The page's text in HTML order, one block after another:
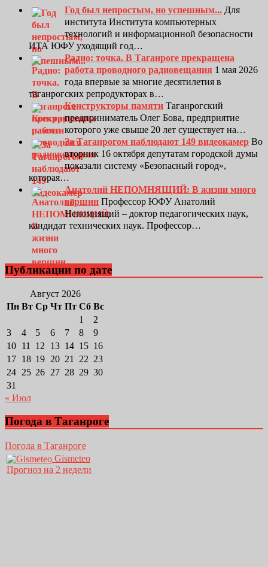
Год был непростым, но успешным... Для
института Института компьютерных
технологий и информационной безопасности
ИТА ЮФУ уходящий год…
Радио: точка. В Таганроге прекращена
работа проводного радиовещания 1 мая 2026
года впервые за многие десятилетия в
таганрогских репродукторах в…
Конструкторы памяти Таганрогский
предприниматель Олег Бова, предприятие
которого уже свыше 20 лет существует на…
За Таганрогом наблюдают 149 видеокамер Во
вторник 16 октября депутатам городской думы
показали систему «Безопасный город»,
которая…
Анатолий НЕПОМНЯЩИЙ: В жизни много
вершин Профессор ЮФУ Анатолий
Непомнящий – доктор педагогических наук,
кандидат технических наук. Профессор…
Публикации по дате
Август 2026
Пн Вт Ср Чт Пт Сб Вс
1
2
3
4 5 6 7 8
9
10 11 12 13 14 15 16
17 18 19 20 21 22 23
24 25 26 27 28 29 30
31
« Июл
Погода в Таганроге
Погода в Таганроге
Gismeteo
Прогноз на 2 недели